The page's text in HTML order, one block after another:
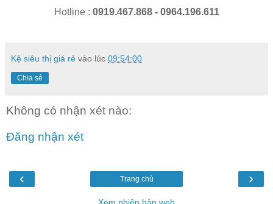
Hotline : 0919.467.868 - 0964.196.611
Kệ siêu thị giá rẻ vào lúc 09:54:00
Chia sẻ
Không có nhận xét nào:
Đăng nhận xét
‹ ›
Trang chủ
Xem phiên bản web